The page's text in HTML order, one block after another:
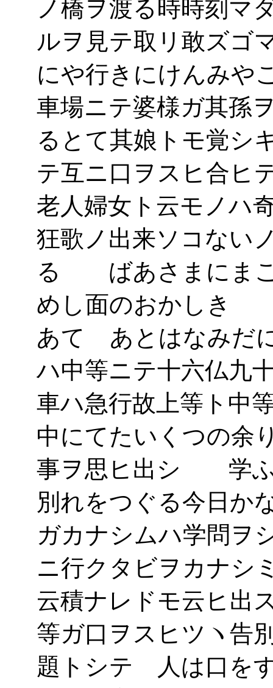
ノ橋ヲ渡る時時刻マ
ルヲ見テ取リ敢ズ
にや行きにけんみ
車場ニテ婆様ガ其孫
るとて其娘トモ覚シ
テ互ニ口ヲスヒ合ヒ
老人婦女ト云モノハ
狂歌ノ出来ソコない
る ばあさまにまご
めし面のおかしき
あてゝあとはなみ
ハ中等ニテ十六仏九
車ハ急行故上等ト中
中にてたいくつの余
事ヲ思ヒ出シ 学ふ
別れをつぐる今日か
ガカナシムハ学問
ニ行クタビヲカナシ
云積ナレドモ云ヒ
等ガ口ヲスヒツヽ告
題トシテ 人は口を